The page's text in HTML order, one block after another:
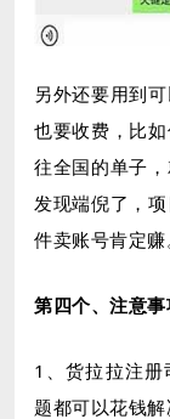
另外还要用到
也要收费，比
往全国的单子
发现端倪了，
件卖账号肯定赚
第四个、注意事
1、货拉拉注册
题都可以花钱解